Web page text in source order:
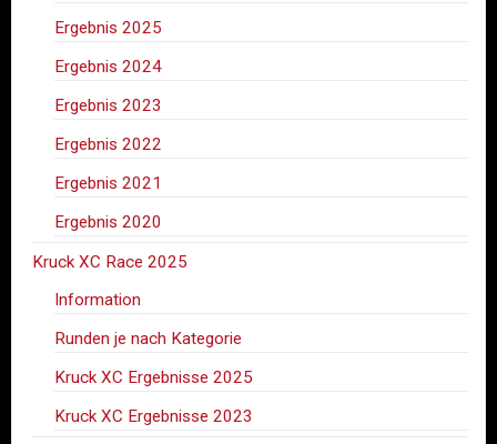
Ergebnis 2025
Ergebnis 2024
Ergebnis 2023
Ergebnis 2022
Ergebnis 2021
Ergebnis 2020
Kruck XC Race 2025
Information
Runden je nach Kategorie
Kruck XC Ergebnisse 2025
Kruck XC Ergebnisse 2023